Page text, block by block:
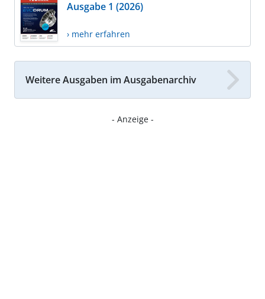
Ausgabe 1 (2026)
› mehr erfahren
Weitere Ausgaben im Ausgabenarchiv
- Anzeige -